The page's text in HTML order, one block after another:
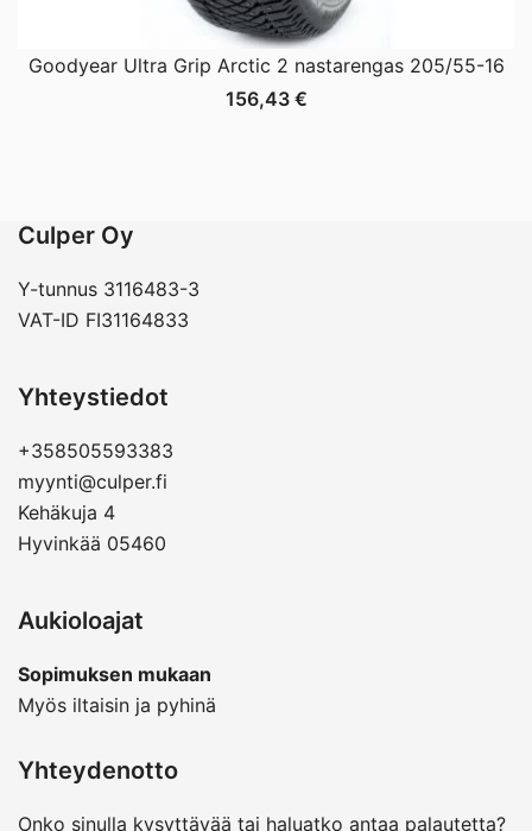
Goodyear Ultra Grip Arctic 2 nastarengas 205/55-16
156,43 €
Culper Oy
Y-tunnus 3116483-3
VAT-ID FI31164833
Yhteystiedot
+358505593383
myynti@culper.fi
Kehäkuja 4
Hyvinkää 05460
Aukioloajat
Sopimuksen mukaan
Myös iltaisin ja pyhinä
Yhteydenotto
Onko sinulla kysyttävää tai haluatko antaa palautetta?